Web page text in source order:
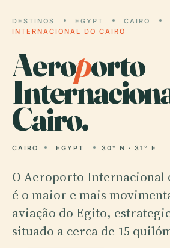
DESTINOS EGYPT CAIRO
INTERNACIONAL DO CAIRO
Aeroporto
Cairo.
CAIRO EGYPT 30° N · 31° E
O Aeroporto Internacional
é o maior e mais
aviação do Egito,
situado a cerca de 15